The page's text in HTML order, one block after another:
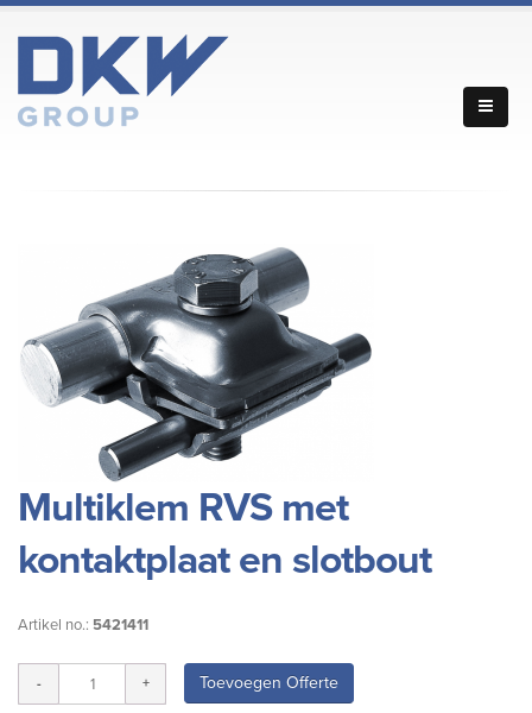
Multiklem RVS met
kontaktplaat en slotbout
Artikel no.: 5421411
Toevoegen Offerte